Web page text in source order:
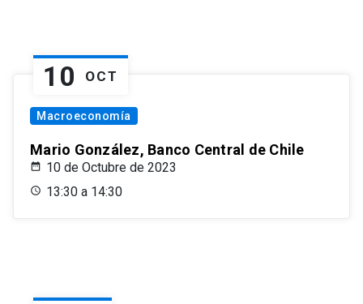
10 OCT
Macroeconomía
Mario González, Banco Central de Chile
10 de Octubre de 2023
13:30 a 14:30